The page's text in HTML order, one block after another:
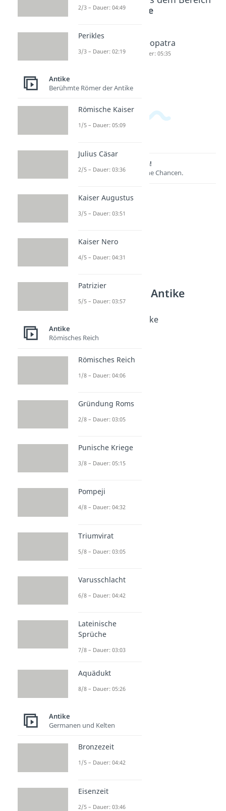
Antike
r der
Dauer: 04:17
Dauer: 04:18
Kleopatra
Dauer: 05:35
Lernen lohnt sich!
Entdecke hier deine Chancen.
Weitere Inhalte: Antike
7 Weltwunder der Antike
Dauer: 04:49
Scherbengericht
2/3 – Dauer: 04:49
Perikles
3/3 – Dauer: 02:19
Antike
Berühmte Römer der Antike
Römische Kaiser
1/5 – Dauer: 05:09
Julius Cäsar
2/5 – Dauer: 03:36
Kaiser Augustus
3/5 – Dauer: 03:51
Kaiser Nero
4/5 – Dauer: 04:31
Patrizier
5/5 – Dauer: 03:57
Antike
Römisches Reich
Römisches Reich
1/8 – Dauer: 04:06
Gründung Roms
2/8 – Dauer: 03:05
Punische Kriege
3/8 – Dauer: 05:15
Pompeji
4/8 – Dauer: 04:32
Triumvirat
5/8 – Dauer: 03:05
Varusschlacht
6/8 – Dauer: 04:42
Lateinische
Sprüche
7/8 – Dauer: 03:03
Aquädukt
8/8 – Dauer: 05:26
Antike
Germanen und Kelten
Bronzezeit
1/5 – Dauer: 04:42
Eisenzeit
2/5 – Dauer: 03:46